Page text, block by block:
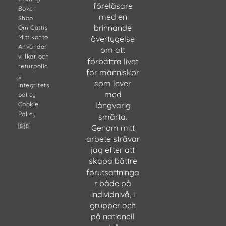
Boken
Shop
Om Cattis
Mitt konto
Användar
villkor och
returpolic
y
Integritets
policy
Cookie
Policy
🇬🇧
föreläsare
med en
brinnande
övertygelse
om att
förbättra livet
för människor
som lever
med
långvarig
smärta.
Genom mitt
arbete strävar
jag efter att
skapa bättre
förutsättninga
r både på
individnivå, i
grupper och
på nationell